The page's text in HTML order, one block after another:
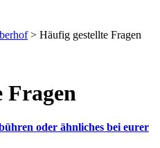
> Häufig gestellte Fragen
Fragen
oder ähnliches bei eurer